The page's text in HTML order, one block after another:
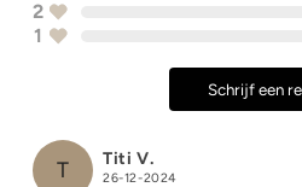
2
1
Schrijf een
T Titi V.
26-12-2024